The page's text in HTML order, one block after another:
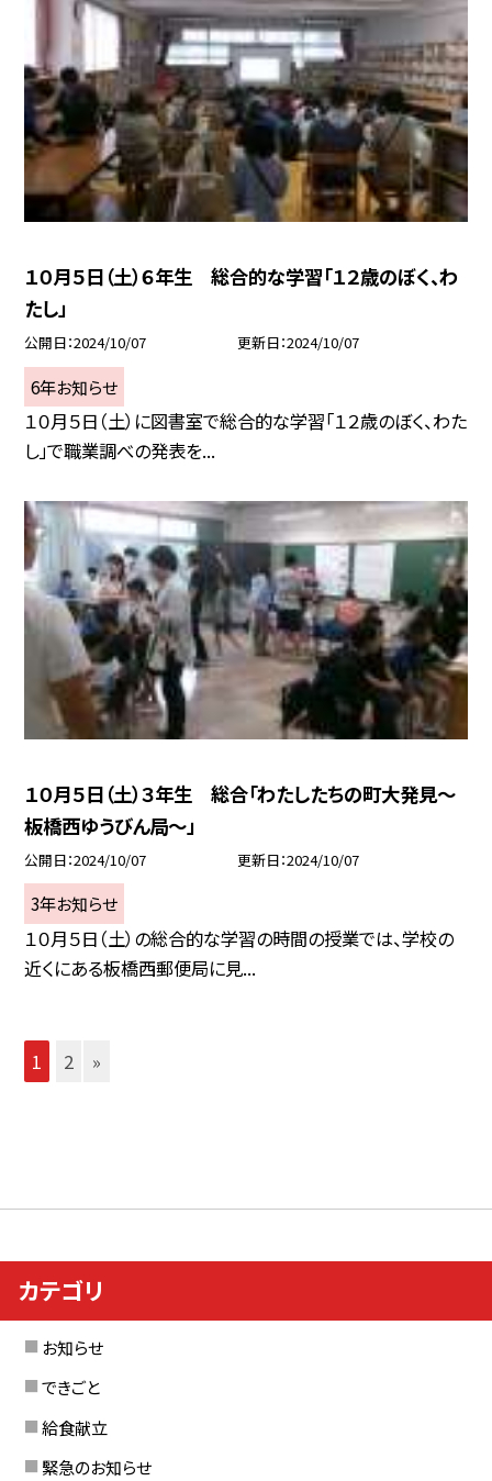
１０月５日（土）６年生 総合的な学習「１２歳のぼく、わ
たし」
公開日 2024/10/07 更新日 2024/10/07
6年お知らせ
１０月５日（土）に図書室で総合的な学習「１２歳のぼく、わた
し」で職業調べの発表を...
１０月５日（土）３年生 総合「わたしたちの町大発見〜
板橋西ゆうびん局〜」
公開日 2024/10/07 更新日 2024/10/07
3年お知らせ
１０月５日（土）の総合的な学習の時間の授業では、学校の
近くにある板橋西郵便局に見...
1 2 »
カテゴリ
お知らせ
できごと
給食献立
緊急のお知らせ